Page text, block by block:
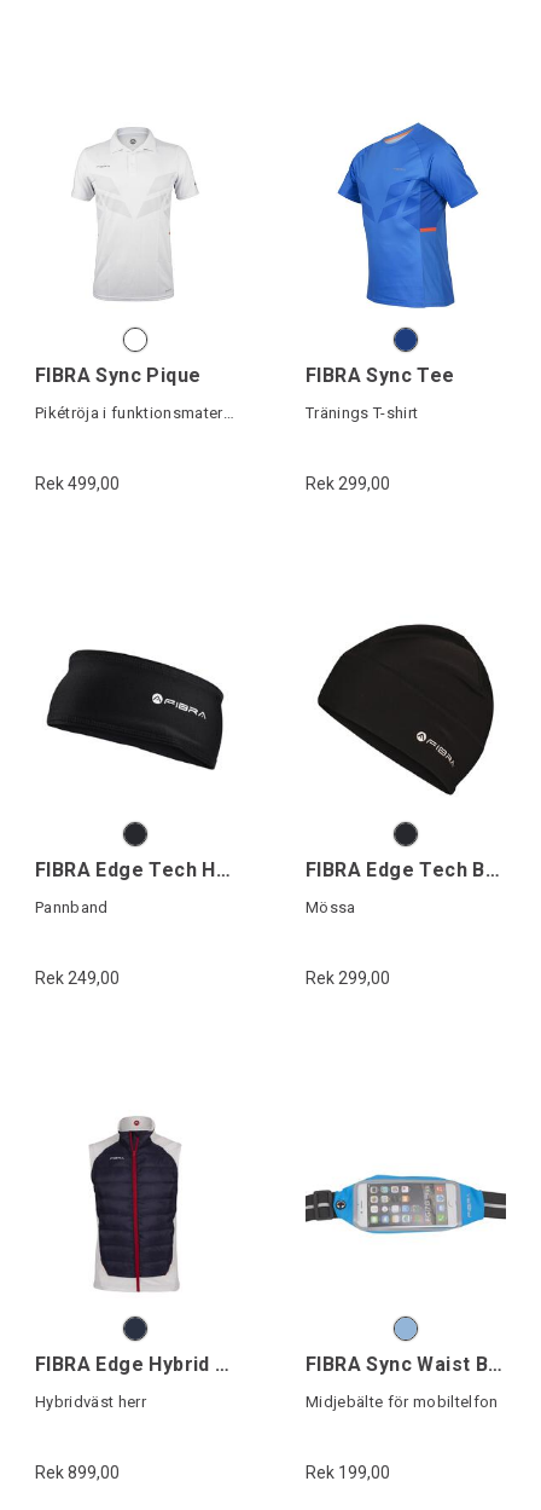
FIBRA Sync Pique
Pikétröja i funktionsmaterial
Rek 499,00
FIBRA Sync Tee
Tränings T-shirt
Rek 299,00
FIBRA Edge Tech Headband
Pannband
Rek 249,00
FIBRA Edge Tech Beanie
Mössa
Rek 299,00
FIBRA Edge Hybrid Vest
Hybridväst herr
Rek 899,00
FIBRA Sync Waist Belt
Midjebälte för mobiltelfon
Rek 199,00